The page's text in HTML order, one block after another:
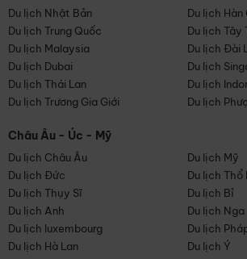
Du lịch Nhật Bản
Du lịch Hàn
Du lịch Trung Quốc
Du lịch Tây
Du lịch Malaysia
Du lịch Đài
Du lịch Dubai
Du lịch
Du lịch Thái Lan
Du lịch
Du lịch Trương Gia Giới
Du lịch
Châu Âu - Úc - Mỹ
Du lịch Châu Âu
Du lịch Mỹ
Du lịch Đức
Du lịch Thổ
Du lịch Thụy Sĩ
Du lịch Bỉ
Du lịch Anh
Du lịch Nga
Du lịch luxembourg
Du lịch
Du lịch Hà Lan
Du lịch Ý